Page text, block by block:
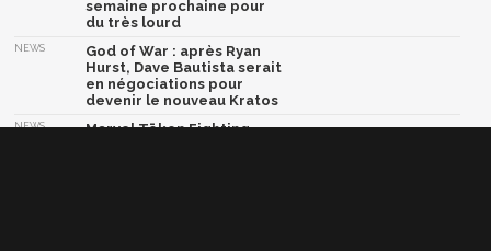
semaine prochaine pour
du très lourd
NEWS
God of War : après Ryan
Hurst, Dave Bautista serait
en négociations pour
devenir le nouveau Kratos
NEWS
Marvel Tōkon Fighting